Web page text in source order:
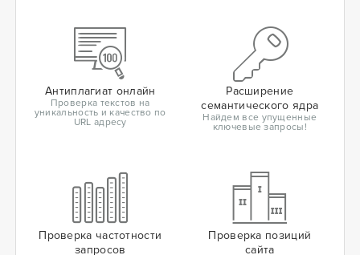
Антиплагиат онлайн
Проверка текстов на
уникальность и качество по
URL адресу
Расширение
семантического ядра
Найдем все упущенные
ключевые запросы!
Проверка частотности
запросов
Проверка позиций
сайта